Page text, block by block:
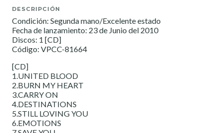
DESCRIPCIÓN
Condición: Segunda mano/Excelente estado
Fecha de lanzamiento: 23 de Junio del 2010
Discos: 1 [CD]
Código: VPCC-81664
[CD]
1.UNITED BLOOD
2.BURN MY HEART
3.CARRY ON
4.DESTINATIONS
5.STILL LOVING YOU
6.EMOTIONS